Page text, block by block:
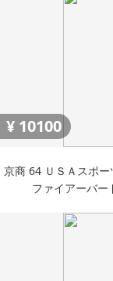
¥ 10100
京商 64 ＵＳＡスポ
ファイアーバ